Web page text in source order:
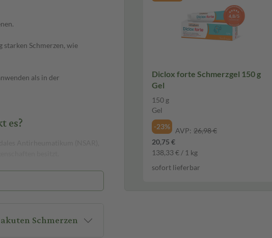
Schmerzen, wie
als in der
es?
oder von diesen beeinflusst
Schmerzen
Diclox forte Schmerzgel 150 g
Gel
150 g
Gel
-23%
AVP: 26,98 €
20,75 €
138,33 € / 1 kg
sofort lieferbar